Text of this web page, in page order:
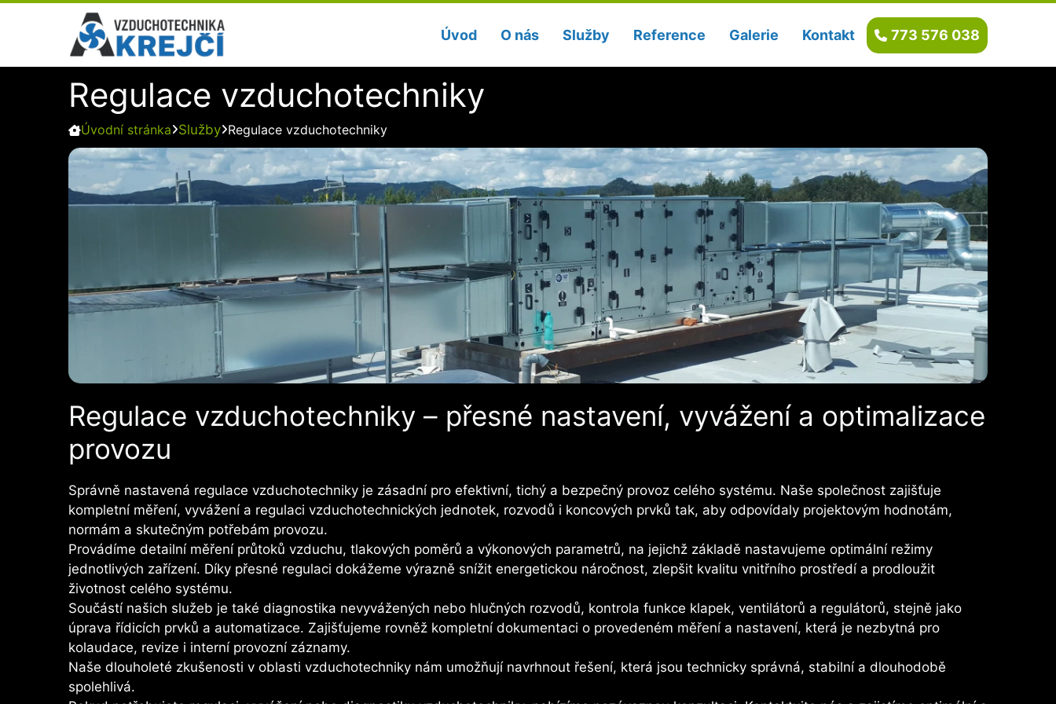
Úvod O nás Služby Reference Galerie Kontakt 773 576 038
Regulace vzduchotechniky
Úvodní stránka Služby Regulace vzduchotechniky
Regulace vzduchotechniky – přesné nastavení, vyvážení a optimalizace
provozu
Správně nastavená regulace vzduchotechniky je zásadní pro efektivní, tichý a bezpečný provoz celého systému. Naše společnost zajišťuje
kompletní měření, vyvážení a regulaci vzduchotechnických jednotek, rozvodů i koncových prvků tak, aby odpovídaly projektovým hodnotám,
normám a skutečným potřebám provozu.
Provádíme detailní měření průtoků vzduchu, tlakových poměrů a výkonových parametrů, na jejichž základě nastavujeme optimální režimy
jednotlivých zařízení. Díky přesné regulaci dokážeme výrazně snížit energetickou náročnost, zlepšit kvalitu vnitřního prostředí a prodloužit
životnost celého systému.
Součástí našich služeb je také diagnostika nevyvážených nebo hlučných rozvodů, kontrola funkce klapek, ventilátorů a regulátorů, stejně jako
úprava řídicích prvků a automatizace. Zajišťujeme rovněž kompletní dokumentaci o provedeném měření a nastavení, která je nezbytná pro
kolaudace, revize i interní provozní záznamy.
Naše dlouholeté zkušenosti v oblasti vzduchotechniky nám umožňují navrhnout řešení, která jsou technicky správná, stabilní a dlouhodobě
spolehlivá.